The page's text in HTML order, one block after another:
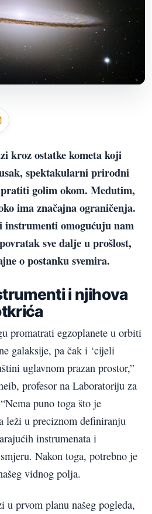
kroz ostatke kometa koji
spektakularni prirodni
golim okom. Međutim,
ima značajna ograničenja.
instrumenti omogućuju nam
sve dalje u prošlost,
o postanku svemira.
i njihova
promatrati egzoplanete u orbiti
galaksije, pa čak i ‘cijeli
uglavnom prazan prostor,”
profesor na Laboratoriju za
puno toga što je
leži u preciznom definiranju
instrumenata i
Nakon toga, potrebno je
vidnog polja.
u prvom planu našeg pogleda,